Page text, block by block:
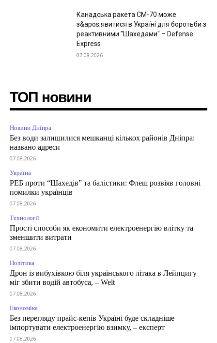
Канадська ракета CM-70 може
з&apos;явитися в Україні для боротьби з
реактивними "Шахедами" – Defense
Express
07.08.2026
ТОП новини
Новини Дніпра
Без води залишилися мешканці кількох районів Дніпра:
названо адреси
07.08.2026
Україна
РЕБ проти “Шахедів” та балістики: Флеш розвіяв головні
помилки українців
07.08.2026
Технології
Прості способи як економити електроенергію влітку та
зменшити витрати
07.08.2026
Політика
Дрон із вибухівкою біля українського літака в Лейпцигу
міг збити водій автобуса, – Welt
07.08.2026
Економіка
Без перегляду прайс-кепів Україні буде складніше
імпортувати електроенергію взимку, – експерт
07.08.2026